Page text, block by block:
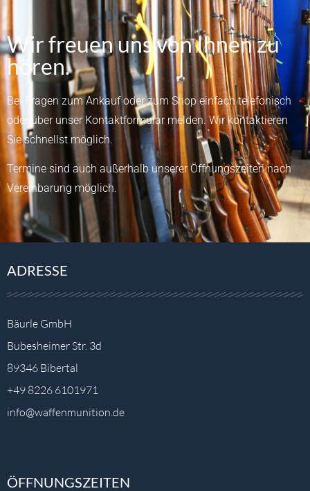
Wir freuen uns von Ihnen zu
hören.
Bei Fragen zum Ankauf oder zum Shop einfach telefonisch
oder über unser Kontaktformularmelden.Wir kontaktieren
Sie schnellst möglich.
Termine sind auch außerhalb unserer Öffnungszeiten nach
Vereinbarung möglich.
ADRESSE
Bäurle GmbH
Bubesheimer Str. 3d
89346 Bibertal
+49 8226 6101971
info@waffenmunition.de
ÖFFNUNGSZEITEN